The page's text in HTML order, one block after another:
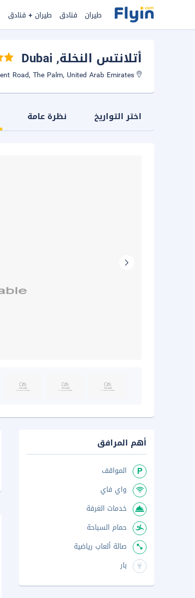
طيران فنادق طيران + فنادق
أتلانتس النخلة, Dubai
اختر التواريخ نظرة عامة
أهم المرافق
المواقف
واي فاي
خدمات الغرفة
حمام السباحة
صالة ألعاب رياضية
بار